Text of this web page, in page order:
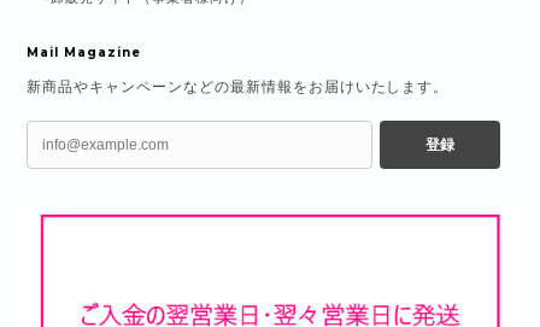
Mail Magazine
新商品やキャンペーンなどの最新情報をお届けいたします。
登録